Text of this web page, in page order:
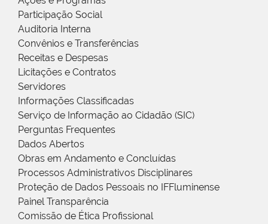
Participação Social
Auditoria Interna
Convênios e Transferências
Receitas e Despesas
Licitações e Contratos
Servidores
Informações Classificadas
Serviço de Informação ao Cidadão (SIC)
Perguntas Frequentes
Dados Abertos
Obras em Andamento e Concluídas
Processos Administrativos Disciplinares
Proteção de Dados Pessoais no IFFluminense
Painel Transparência
Comissão de Ética Profissional